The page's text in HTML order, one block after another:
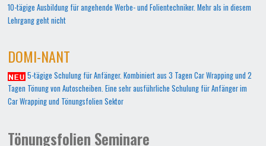
10-tägige Ausbildung für angehende Werbe- und Folientechniker. Mehr als in diesem
Lehrgang geht nicht
DOMI-NANT
5-tägige Schulung für Anfänger. Kombiniert aus 3 Tagen Car Wrapping und 2
Tagen Tönung von Autoscheiben. Eine sehr ausführliche Schulung für Anfänger im
Car Wrapping und Tönungsfolien Sektor
Tönungsfolien Seminare